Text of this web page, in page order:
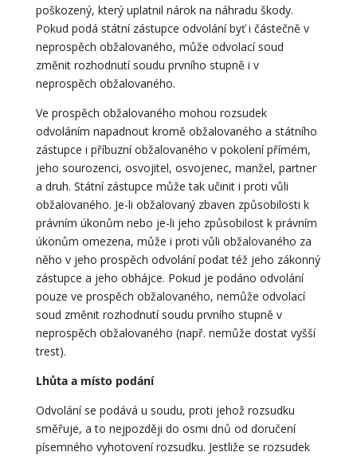
poškozený, který uplatnil nárok na náhradu škody.
Pokud podá státní zástupce odvolání byť i částečně v
neprospěch obžalovaného, může odvolací soud
změnit rozhodnutí soudu prvního stupně i v
neprospěch obžalovaného.
Ve prospěch obžalovaného mohou rozsudek
odvoláním napadnout kromě obžalovaného a státního
zástupce i příbuzní obžalovaného v pokolení přímém,
jeho sourozenci, osvojitel, osvojenec, manžel, partner
a druh. Státní zástupce může tak učinit i proti vůli
obžalovaného. Je-li obžalovaný zbaven způsobilosti k
právním úkonům nebo je-li jeho způsobilost k právním
úkonům omezena, může i proti vůli obžalovaného za
něho v jeho prospěch odvolání podat též jeho zákonný
zástupce a jeho obhájce. Pokud je podáno odvolání
pouze ve prospěch obžalovaného, nemůže odvolací
soud změnit rozhodnutí soudu prvního stupně v
neprospěch obžalovaného (např. nemůže dostat vyšší
trest).
Lhůta a místo podání
Odvolání se podává u soudu, proti jehož rozsudku
směřuje, a to nejpozději do osmi dnů od doručení
písemného vyhotovení rozsudku. Jestliže se rozsudek